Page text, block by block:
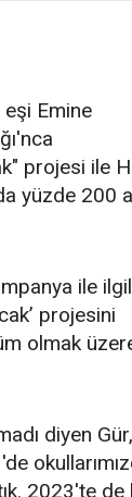
eşi Emine
projesi ile
yüzde 200
ile ilgili
projesini
olmak
diyen
2023'te de